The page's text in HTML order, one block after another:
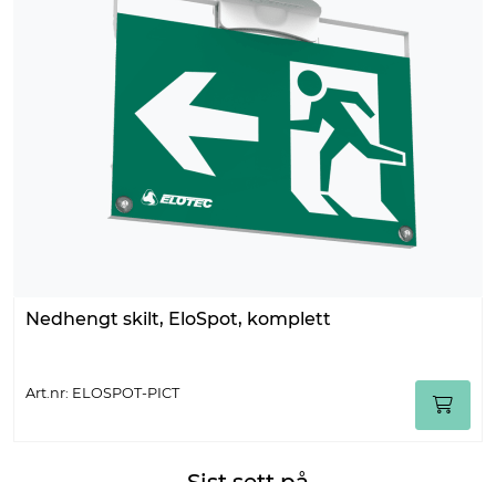
Nedhengt skilt, EloSpot, komplett
Art.nr: ELOSPOT-PICT